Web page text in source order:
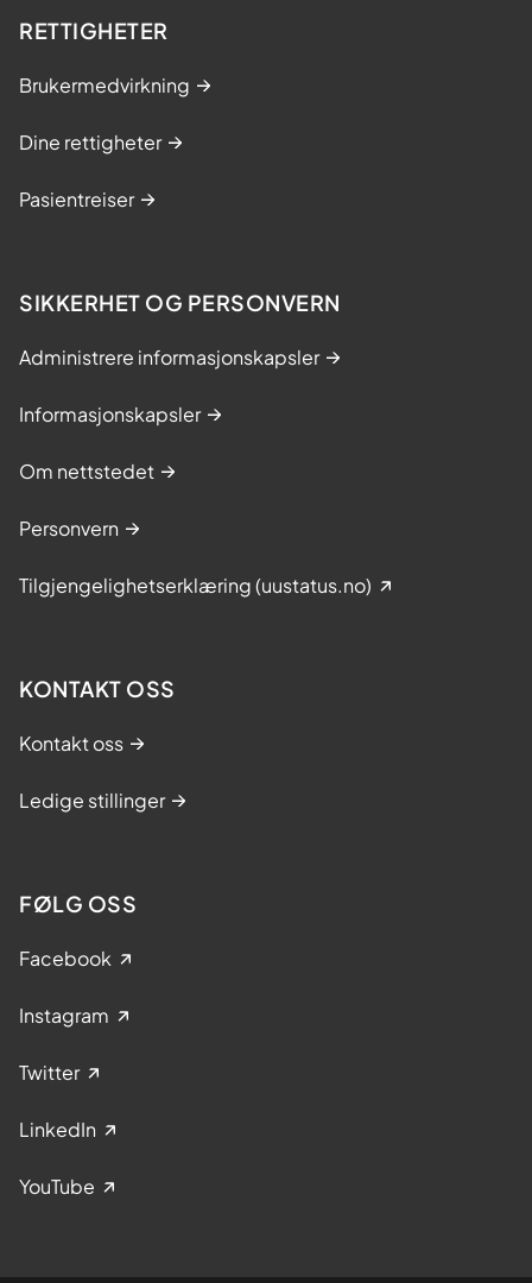
RETTIGHETER
Brukermedvirkning
Dine rettigheter
Pasientreiser
SIKKERHET OG PERSONVERN
Administrere informasjonskapsler
Informasjonskapsler
Om nettstedet
Personvern
Tilgjengelighetserklæring (uustatus.no)
KONTAKT OSS
Kontakt oss
Ledige stillinger
FØLG OSS
Facebook
Instagram
Twitter
LinkedIn
YouTube